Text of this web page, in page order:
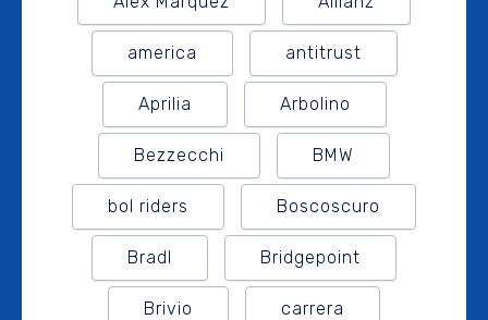
america antitrust
Aprilia Arbolino
Bezzecchi BMW
bol riders Boscoscuro
Bradl Bridgepoint
Brivio carrera